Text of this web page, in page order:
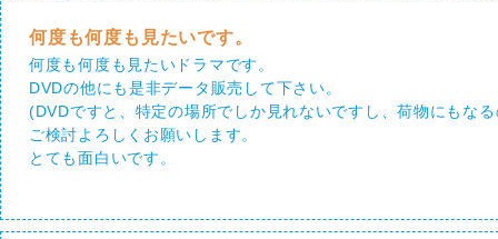
何度も何度も見たいです。
何度も何度も見たいドラマです。
DVDの他にも是非データ販売して下さい。
(DVDですと、特定の場所でしか見れないですし、荷物にもな
ご検討よろしくお願いします。
とても面白いです。